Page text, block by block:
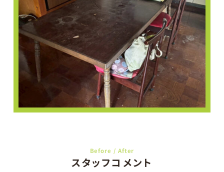
Before / After
スタッフコメント